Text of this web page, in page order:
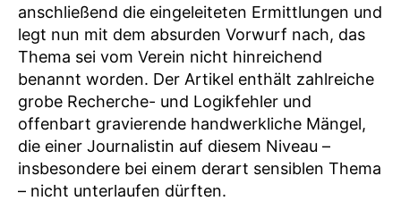
anschließend die eingeleiteten Ermittlungen und
legt nun mit dem absurden Vorwurf nach, das
Thema sei vom Verein nicht hinreichend
benannt worden. Der Artikel enthält zahlreiche
grobe Recherche- und Logikfehler und
offenbart gravierende handwerkliche Mängel,
die einer Journalistin auf diesem Niveau –
insbesondere bei einem derart sensiblen Thema
– nicht unterlaufen dürften.